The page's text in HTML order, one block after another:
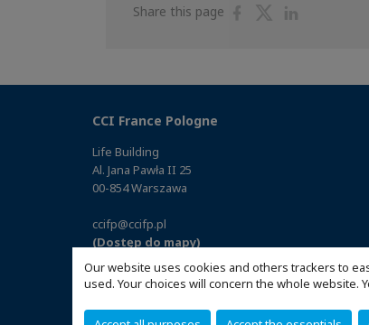
Our website uses cookies and others trackers to
used. Your choices will concern the whole website.
Share this page
ShareShare
CCI France Pologne
Life Building
Al. Jana Pawła II 25
00-854 Warszawa
ccifp@ccifp.pl
(Dostęp do mapy)